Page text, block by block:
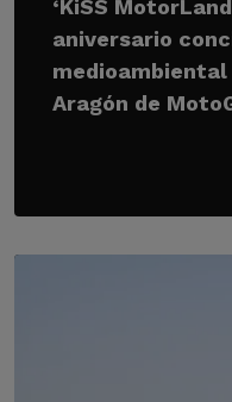
‘KiSS
aniversario
medioambiental
Aragón de